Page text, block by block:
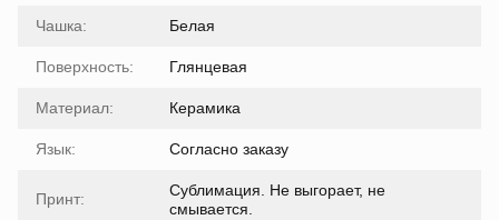
Чашка: Белая
Поверхность: Глянцевая
Материал: Керамика
Язык: Согласно заказу
Принт:
Сублимация. Не выгорает, не
смывается.